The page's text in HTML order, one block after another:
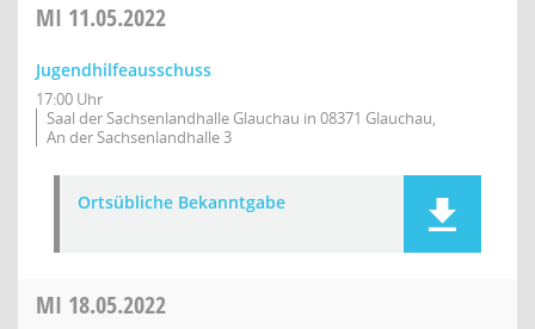
MI 11.05.2022
Jugendhilfeausschuss
17:00 Uhr
Saal der Sachsenlandhalle Glauchau in 08371 Glauchau,
An der Sachsenlandhalle 3
Ortsübliche Bekanntgabe
MI 18.05.2022